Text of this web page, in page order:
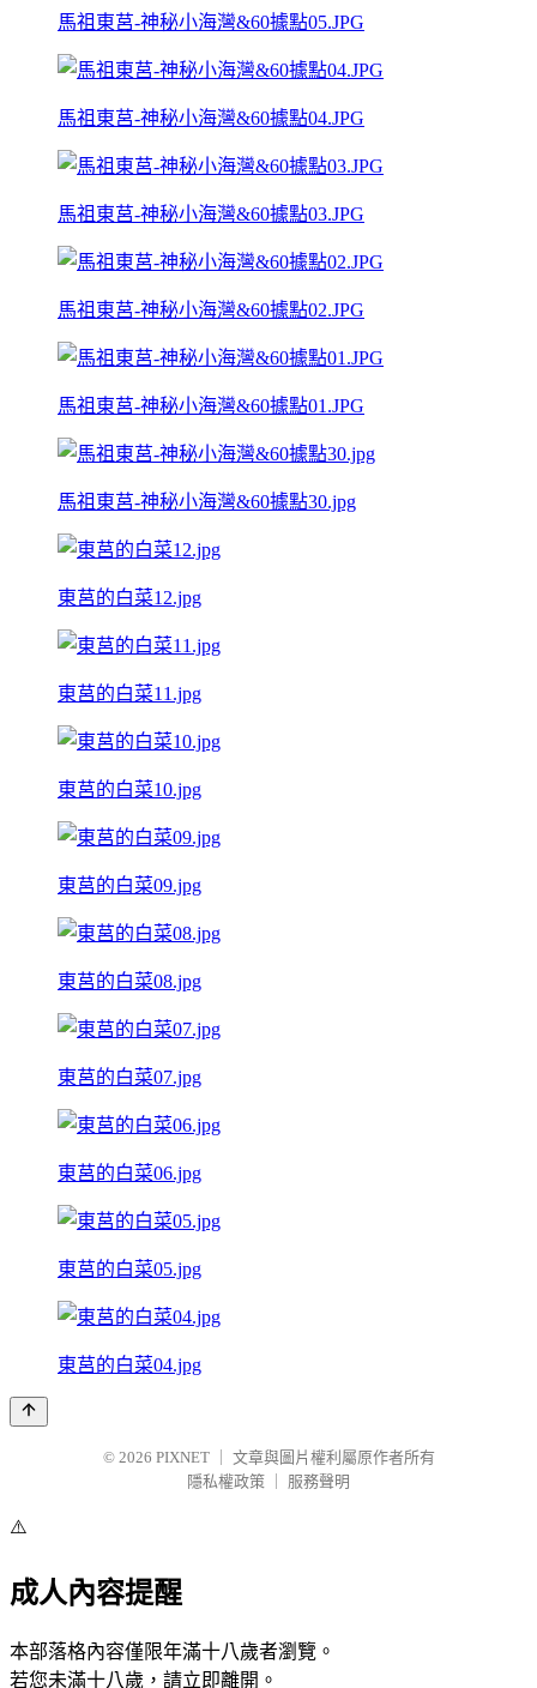
馬祖東莒-神秘小海灣&60據點05.JPG
馬祖東莒-神秘小海灣&60據點04.JPG
馬祖東莒-神秘小海灣&60據點03.JPG
馬祖東莒-神秘小海灣&60據點02.JPG
馬祖東莒-神秘小海灣&60據點01.JPG
馬祖東莒-神秘小海灣&60據點30.jpg
東莒的白菜12.jpg
東莒的白菜11.jpg
東莒的白菜10.jpg
東莒的白菜09.jpg
東莒的白菜08.jpg
東莒的白菜07.jpg
東莒的白菜06.jpg
東莒的白菜05.jpg
東莒的白菜04.jpg
© 2026 PIXNET
文章與圖片權利屬原作者所有
隱私權政策
服務聲明
⚠️
成人內容提醒
本部落格內容僅限年滿十八歲者瀏覽。
若您未滿十八歲，請立即離開。